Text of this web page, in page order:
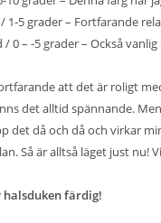
1-5 grader – Fortfarande
/ 0 – -5 grader – Också
att det är roligt
det alltid spännande.
det då och då och virkar
Så är alltså läget just nu!
halsduken färdig!